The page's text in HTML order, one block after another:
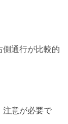
通行が比較的
注意が必要で